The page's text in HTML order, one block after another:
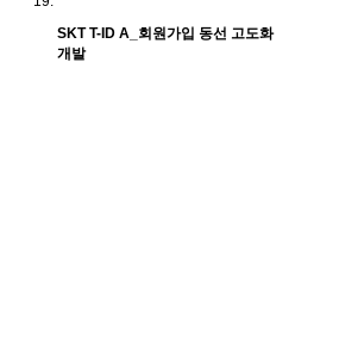
SKT T-ID A_회원가입 동선 고도화
개발